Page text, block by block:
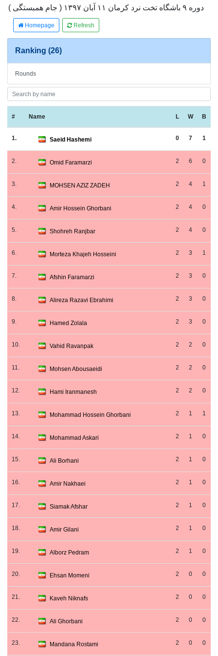
دوره ۹ باشگاه تخت نرد کرمان ۱۱ آبان ۱۳۹۷ ( جام همبستگی )
Homepage Refresh
Ranking (26)
Rounds
# Name L W B
1. Saeid Hashemi 0 7 1
2. Omid Faramarzi 2 6 0
3. MOHSEN AZIZ ZADEH 2 4 1
4. Amir Hossein Ghorbani 2 4 0
5. Shohreh Ranjbar 2 4 0
6. Morteza Khajeh Hosseini 2 3 1
7. Afshin Faramarzi 2 3 0
8. Alireza Razavi Ebrahimi 2 3 0
9. Hamed Zolala 2 3 0
10. Vahid Ravanpak 2 2 0
11. Mohsen Abousaeidi 2 2 0
12. Hami Iranmanesh 2 2 0
13. Mohammad Hossein Ghorbani 2 1 1
14. Mohammad Askari 2 1 0
15. Ali Borhani 2 1 0
16. Amir Nakhaei 2 1 0
17. Siamak Afshar 2 1 0
18. Amir Gilani 2 1 0
19. Alborz Pedram 2 1 0
20. Ehsan Momeni 2 0 0
21. Kaveh Niknafs 2 0 0
22. Ali Ghorbani 2 0 0
23. Mandana Rostami 2 0 0